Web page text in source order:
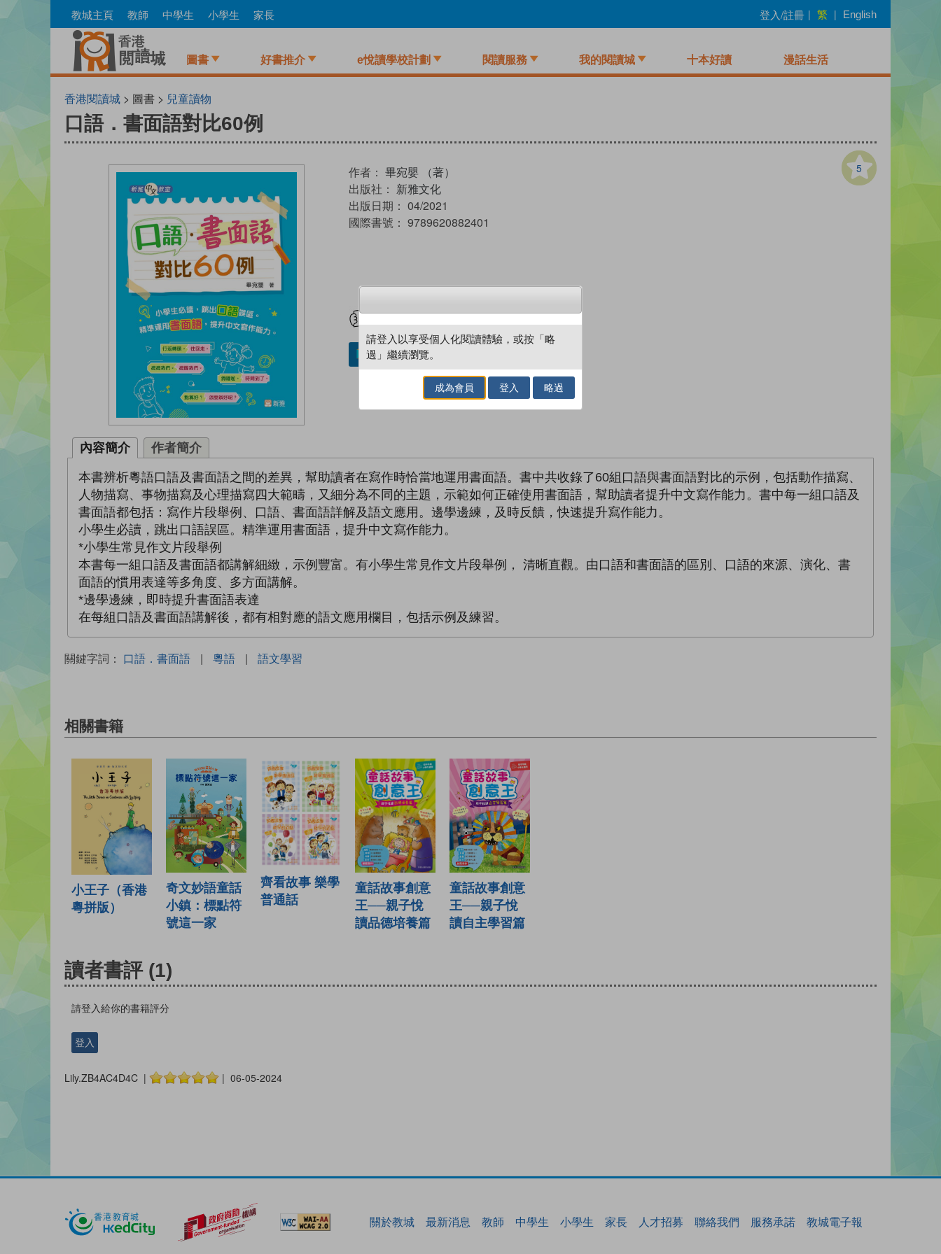
to
教城主頁 教師 中學生 小學生 家長 登入/註冊 | 繁 | English
圖書 好書推介 e悅讀學校計劃 閱讀服務 我的閱讀城 十本好讀 漫話生活
香港閱讀城 > 圖書 > 兒童讀物
口語．書面語對比60例
5
作者： 畢宛嬰 （著）
出版社： 新雅文化
出版日期： 04/2021
國際書號： 9789620882401
加入／閱讀電子書
內容簡介 作者簡介
本書辨析粵語口語及書面語之間的差異，幫助讀者在寫作時恰當地運用書面語。書中共收錄了60組口語與書面語對比的示例，包括動作描寫、
人物描寫、事物描寫及心理描寫四大範疇，又細分為不同的主題，示範如何正確使用書面語，幫助讀者提升中文寫作能力。書中每一組口語及
書面語都包括：寫作片段舉例、口語、書面語詳解及語文應用。邊學邊練，及時反饋，快速提升寫作能力。
小學生必讀，跳出口語誤區。精準運用書面語，提升中文寫作能力。
*小學生常見作文片段舉例
本書每一組口語及書面語都講解細緻，示例豐富。有小學生常見作文片段舉例， 清晰直觀。由口語和書面語的區別、口語的來源、演化、書
面語的慣用表達等多角度、多方面講解。
*邊學邊練，即時提升書面語表達
在每組口語及書面語講解後，都有相對應的語文應用欄目，包括示例及練習。
關鍵字詞： 口語．書面語 | 粵語 | 語文學習
相關書籍
小王子（香港
粵拼版）
奇文妙語童話
小鎮：標點符
號這一家
齊看故事 樂學
普通話
童話故事創意
王──親子悅
讀品德培養篇
童話故事創意
王──親子悅
讀自主學習篇
讀者書評 (1)
請登入給你的書籍評分
登入
Lily.ZB4AC4D4C | | 06-05-2024
關於教城 最新消息 教師 中學生 小學生 家長 人才招募 聯絡我們 服務承諾 教城電子報
請登入以享受個人化閱讀體驗，或按「略
過」繼續瀏覽。
成為會員 登入 略過